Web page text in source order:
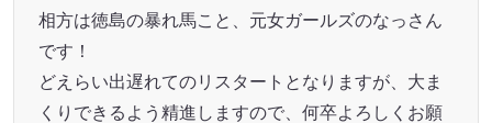
相方は徳島の暴れ馬こと、元女ガールズのなっさん
です！
どえらい出遅れてのリスタートとなりますが、大ま
くりできるよう精進しますので、何卒よろしくお願